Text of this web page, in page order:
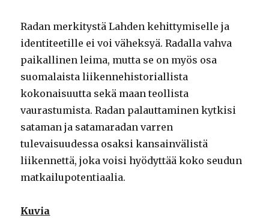
Radan merkitystä Lahden kehittymiselle ja
identiteetille ei voi väheksyä. Radalla vahva
paikallinen leima, mutta se on myös osa
suomalaista liikennehistoriallista
kokonaisuutta sekä maan teollista
vaurastumista. Radan palauttaminen kytkisi
sataman ja satamaradan varren
tulevaisuudessa osaksi kansainvälistä
liikennettä, joka voisi hyödyttää koko seudun
matkailupotentiaalia.
Kuvia